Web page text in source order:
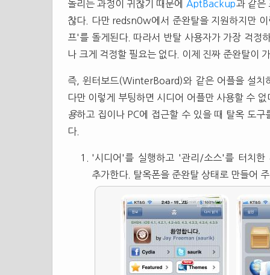
돌리는 과정이 귀찮기 때문에 AptBackup과 같은
찮다. 다만 redsn0w에서 준완탈을 지원하지만
프'를 돌게된다. 따라서 반탈 사용자가 가장 걱정
나 크게 걱정할 필요는 없다. 이제 진짜 준완탈이
즉, 윈터보드(WinterBoard)와 같은 어플을 설
다만 이렇게 부팅하면 시디어 어플만 사용할 수
용하고 집이나 PC에 접근할 수 있을 때 탈옥 도구
다.
'시디어'를 실행하고 '관리/소스'를 터치
추가한다. 탈옥폰을 준완탈 상태로 만들어